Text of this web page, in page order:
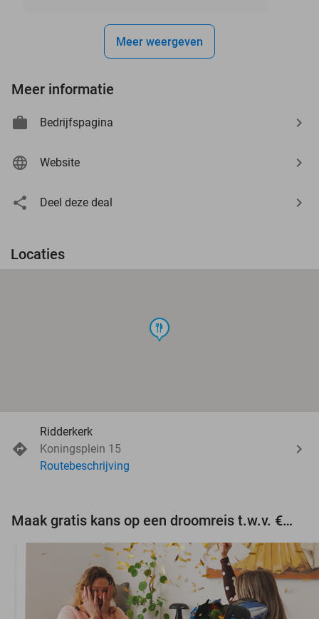
Meer weergeven
Meer informatie
Bedrijfspagina
Website
Deel deze deal
Locaties
food
Ridderkerk
Koningsplein 15
Routebeschrijving
Maak gratis kans op een droomreis t.w.v. €3.000!